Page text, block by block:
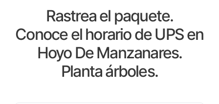
Rastrea el paquete.
Conoce el horario de UPS en
Hoyo De Manzanares.
Planta árboles.